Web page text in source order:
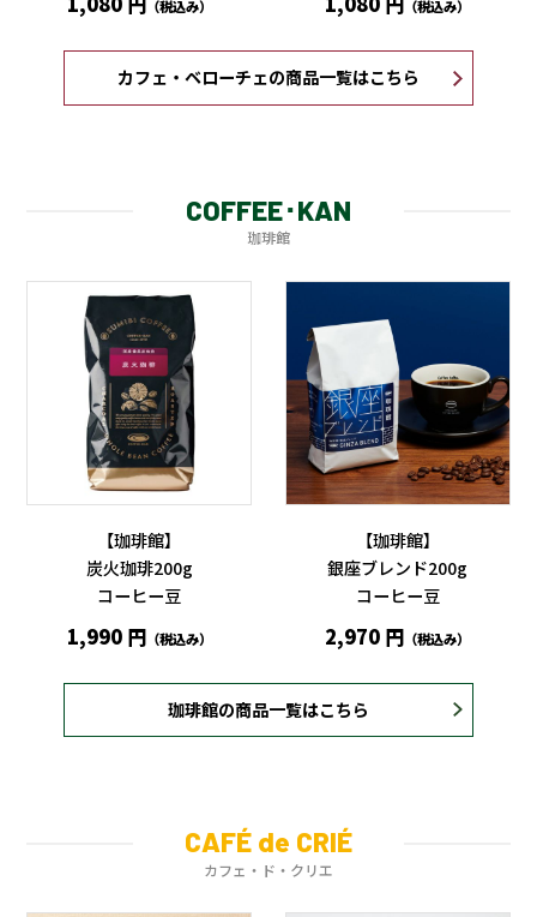
（税込み） （税込み）
カフェ・ベローチェの商品一覧はこちら
COFFEE･KAN
珈琲館
【珈琲館】
炭火珈琲200g
コーヒー豆
1,990 円 （税込み）
【珈琲館】
銀座ブレンド200g
コーヒー豆
2,970 円 （税込み）
珈琲館の商品一覧はこちら
CAFÉ de CRIÉ
カフェ・ド・クリエ